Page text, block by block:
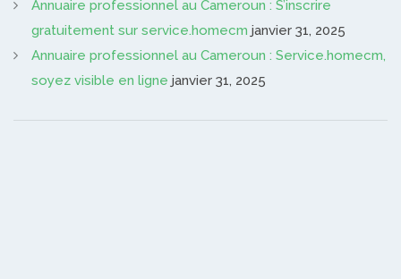
Annuaire professionnel au Cameroun : S’inscrire
gratuitement sur service.homecm janvier 31, 2025
Annuaire professionnel au Cameroun : Service.homecm,
soyez visible en ligne janvier 31, 2025